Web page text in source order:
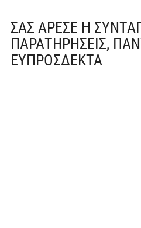
ΣΑΣ ΆΡΕΣΕ Η
ΠΑΡΑΤΗΡΉΣΕΙΣ,
ΕΥΠΡΌΣΔΕΚΤΑ